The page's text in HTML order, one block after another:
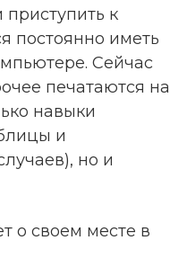
приступить к
постоянно иметь
Сейчас
печатаются на
навыки
и
но и
о своем месте в